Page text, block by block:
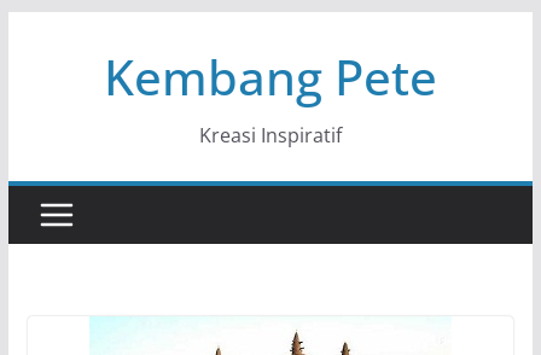
Kembang Pete
Kreasi Inspiratif